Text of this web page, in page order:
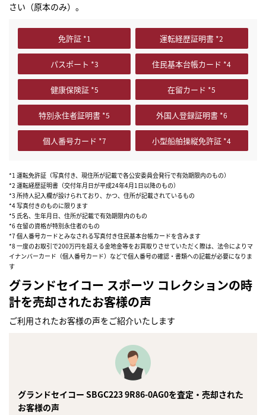
さい（原本のみ）。
免許証 運転経歴証明書
パスポート 住民基本台帳カード
健康保険証 在留カード
特別永住者証明書 外国人登録証明書
個人番号カード 小型船舶操縦免許証
*1 運転免許証（写真付き、現住所が記載で各公安委員会発行で有効期限内のもの）
*2 運転経歴証明書（交付年月日が平成24年4月1日以降のもの）
*3 所持人記入欄が設けられており、かつ、住所が記載されているもの
*4 写真付きのものに限ります
*5 氏名、生年月日、住所が記載で有効期限内のもの
*6 在留の資格が特別永住者のもの
*7 個人番号カードとみなされる写真付き住民基本台帳カードを含みます
*8 一度のお取引で200万円を超える金地金等をお買取りさせていただく際は、法令によりマ
イナンバーカード（個人番号カード）などで個人番号の確認・書類への記載が必要になりま
す
グランドセイコー スポーツ コレクションの時
計を売却されたお客様の声
ご利用されたお客様の声をご紹介いたします
グランドセイコー SBGC223 9R86-0AG0を査定・売却された
お客様の声
かんたん30秒でお試し査定